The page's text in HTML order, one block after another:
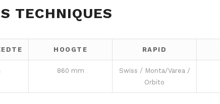
TECHNIQUES
HOOGTE RAPID
860 mm
Swiss / Monta/Varea /
Orbito